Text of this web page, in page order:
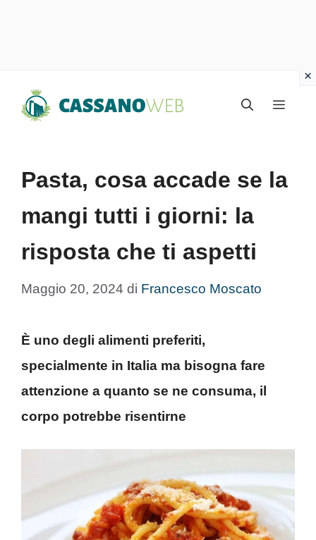
Menu
Pasta, cosa accade se la
mangi tutti i giorni: la
risposta che ti aspetti
Maggio 20, 2024 di Francesco Moscato
È uno degli alimenti preferiti,
specialmente in Italia ma bisogna fare
attenzione a quanto se ne consuma, il
corpo potrebbe risentirne